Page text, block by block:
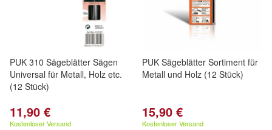
PUK 310 Sägeblätter Sägen
Universal für Metall, Holz etc.
(12 Stück)
11,90 €
Kostenloser Versand
PUK Sägeblätter Sortiment für
Metall und Holz (12 Stück)
15,90 €
Kostenloser Versand